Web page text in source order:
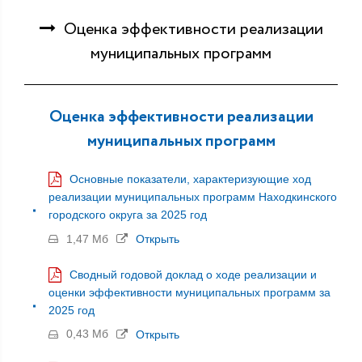
Оценка эффективности реализации
муниципальных программ
Оценка эффективности реализации
муниципальных программ
Основные показатели, характеризующие ход
реализации муниципальных программ Находкинского
городского округа за 2025 год
1,47 Мб
Открыть
Сводный годовой доклад о ходе реализации и
оценки эффективности муниципальных программ за
2025 год
0,43 Мб
Открыть